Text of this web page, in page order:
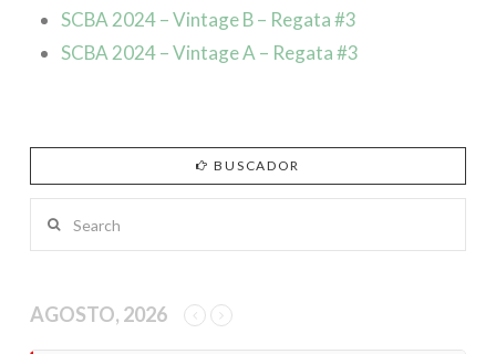
SCBA 2024 – Vintage B – Regata #3
SCBA 2024 – Vintage A – Regata #3
BUSCADOR
AGOSTO, 2026